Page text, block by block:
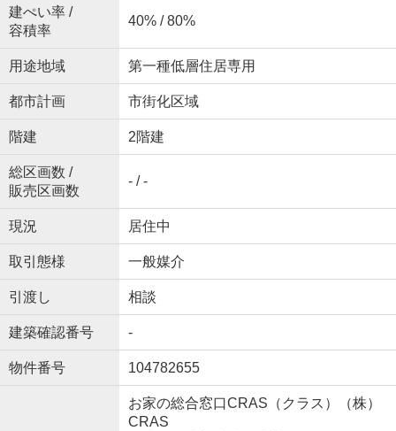
建ぺい率 /
容積率
40% / 80%
用途地域 第一種低層住居専用
都市計画 市街化区域
階建 2階建
総区画数 /
販売区画数
- / -
現況 居住中
取引態様 一般媒介
引渡し 相談
建築確認番号 -
物件番号 104782655
お家の総合窓口CRAS（クラス）（株）
CRAS